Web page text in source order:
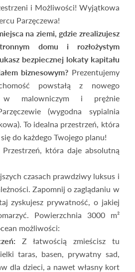
i Możliwości! Wyjątkowa
Parzęczewa!
na ziemi, gdzie zrealizujesz
domu i rozłożystym
bezpiecznej lokaty kapitału
biznesowym? Prezentujemy
powstałą z nowego
w malowniczym i prężnie
(wygodna sypialnia
To idealna przestrzeń, która
do każdego Twojego planu!
która daje absolutną
czasach prawdziwy luksus i
Zapomnij o zaglądaniu w
zyskujesz prywatność, o jakiej
Powierzchnia 3000 m²
możliwości:
Z łatwością zmieścisz tu
taras, basen, prywatny sad,
dla dzieci, a nawet własny kort